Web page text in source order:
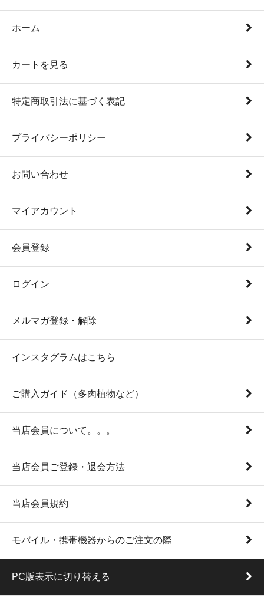
ホーム
カートを見る
特定商取引法に基づく表記
プライバシーポリシー
お問い合わせ
マイアカウント
会員登録
ログイン
メルマガ登録・解除
インスタグラムはこちら
ご購入ガイド（多肉植物など）
当店会員について。。。
当店会員ご登録・退会方法
当店会員規約
モバイル・携帯機器からのご注文の際
PC版表示に切り替える